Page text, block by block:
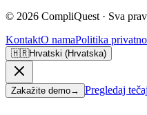
© 2026 CompliQuest · Sva
KontaktO namaPolitika
🇭🇷Hrvatski (Hrvatska)
Zakažite demo→ Pregledaj